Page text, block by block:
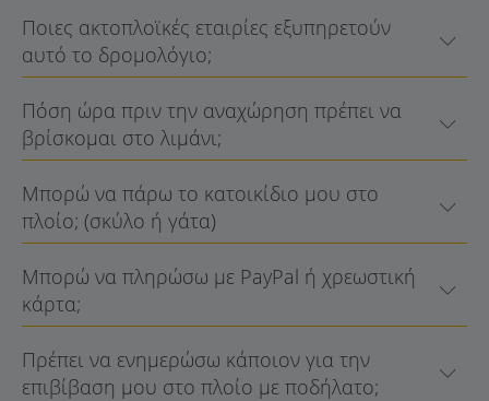
Ποιες ακτοπλοϊκές εταιρίες εξυπηρετούν
αυτό το δρομολόγιο;
Πόση ώρα πριν την αναχώρηση πρέπει να
βρίσκομαι στο λιμάνι;
Μπορώ να πάρω το κατοικίδιο μου στο
πλοίο; (σκύλο ή γάτα)
Μπορώ να πληρώσω με PayPal ή χρεωστική
κάρτα;
Πρέπει να ενημερώσω κάποιον για την
επιβίβαση μου στο πλοίο με ποδήλατο;